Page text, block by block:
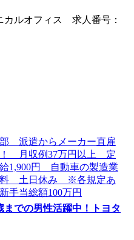
カルオフィス 求人番号：
までの男性活躍中！トヨタ